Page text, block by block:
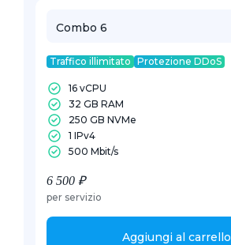
Combo 6
Traffico illimitato Protezione DDoS
16 vCPU
32 GB RAM
250 GB NVMe
1 IPv4
500 Mbit/s
6 500 ₽
per servizio
Aggiungi al carrello